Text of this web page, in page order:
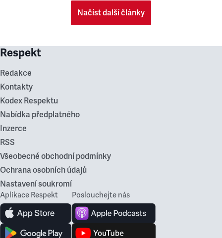
Načíst další články
Respekt
Redakce
Kontakty
Kodex Respektu
Nabídka předplatného
Inzerce
RSS
Všeobecné obchodní podmínky
Ochrana osobních údajů
Nastavení soukromí
Aplikace Respekt Poslouchejte nás